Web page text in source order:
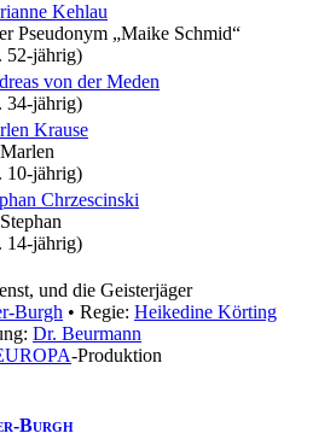
Kehlau
Pseudonym „Maike Schmid“
52‑jährig)
von der Meden
34‑jährig)
Krause
Marlen
10‑jährig)
Chrzescinski
Stephan
14‑jährig)
und die Geisterjäger
Burgh • Regie: Heikedine Körting
Dr. Beurmann
-Produktion
Burgh